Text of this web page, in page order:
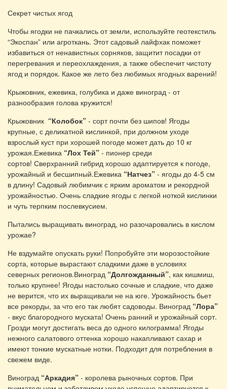
Секрет чистых ягод
Чтобы ягодки не пачкались от земли, используйте геотекстиль
“Экоспан” или агроткань. Этот садовый лайфхак поможет
избавиться от ненавистных сорняков, защитит посадки от
перегревания и переохлаждения, а также обеспечит чистоту
ягод и порядок. Какое же лето без любимых ягодных варений!
Крыжовник, ежевика, голубика и даже виноград - от
разнообразия голова кружится!
Крыжовник “Колобок” - сорт почти без шипов! Ягоды
крупные, с деликатной кислинкой, при должном уходе
взрослый куст при хорошей погоде может дать до 10 кг
урожая.Ежевика “Лох Тей” - пионер среди
сортов! Сверхранний гибрид хорошо адаптируется к погоде,
урожайный и бесшипный.Ежевика “Натчез” - ягоды до 4-5 см
в длину! Садовый любимчик с ярким ароматом и рекордной
урожайностью. Очень сладкие ягоды с легкой ноткой кислинки
и чуть терпким послевкусием.
Пытались выращивать виноград, но разочаровались в кислом
урожае?
Не вздумайте опускать руки! Попробуйте эти морозостойкие
сорта, которые вырастают сладкими даже в условиях
северных регионов.Виноград “Долгожданный”, как кишмиш,
только крупнее! Ягоды настолько сочные и сладкие, что даже
не верится, что их выращивали не на юге. Урожайность бьет
все рекорды, за что его так любят садоводы. Виноград “Лора”
- вкус благородного муската! Очень ранний и урожайный сорт.
Грозди могут достигать веса до одного килограмма! Ягоды
нежного салатового оттенка хорошо накапливают сахар и
имеют тонкие мускатные нотки. Подходит для потребления в
свежем виде.
Виноград “Аркадия” - королева рыночных сортов. При